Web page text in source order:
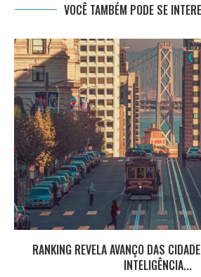
VOCÊ TAMBÉM PODE SE
RANKING REVELA AVANÇO DAS
INTELIGÊNCIA...